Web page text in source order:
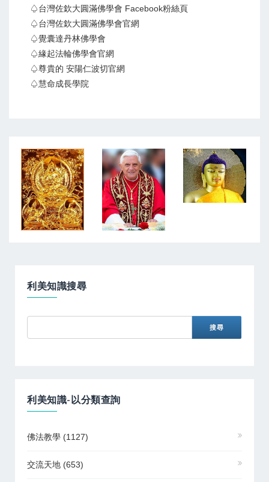
♤台灣佐欽大圓滿佛學會 Facebook粉絲頁
♤台灣佐欽大圓滿佛學會官網
♤覺囊達丹林佛學會
♤緣起法輪佛學會官網
♤尊貴的 安陽仁波切官網
♤慧命成長學院
利美知識搜尋
利美知識-以分類查詢
佛法教學 (1127)
交流天地 (653)